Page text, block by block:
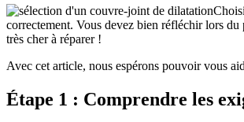
correctement. Vous devez bien réfléchir lors
très cher à réparer !
Avec cet article, nous espérons pouvoir vous
Étape 1 : Comprendre les